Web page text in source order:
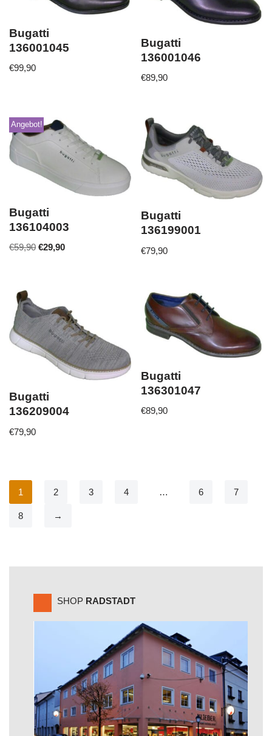
Bugatti
136001045
€99,90
Bugatti
136001046
€89,90
Angebot!
Bugatti
136104003
€59,90 €29,90
Bugatti
136199001
€79,90
Bugatti
136209004
€79,90
Bugatti
136301047
€89,90
1 2 3 4 … 6 7
8 →
SHOP RADSTADT